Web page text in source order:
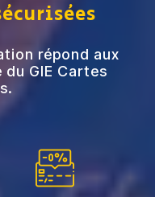
répond aux
GIE Cartes